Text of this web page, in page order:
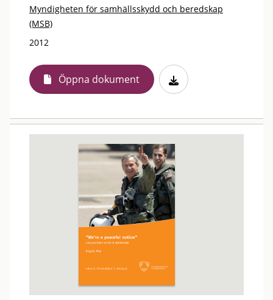
Myndigheten för samhällsskydd och beredskap
(MSB)
2012
Öppna dokument